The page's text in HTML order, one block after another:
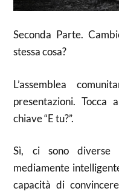
Seconda Parte.
stessa cosa?
L’assemblea
presentazioni. Tocca
chiave “E tu?”.
Sì, ci sono diverse
mediamente
capacità di